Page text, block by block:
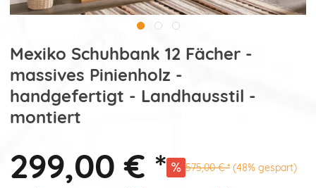
Mexiko Schuhbank 12 Fächer -
massives Pinienholz -
handgefertigt - Landhausstil -
montiert
299,00 € * 575,00 € * (48% gespart)